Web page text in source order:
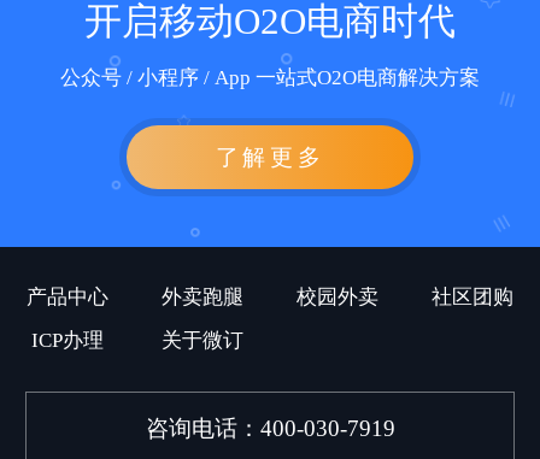
开启移动O2O电商时代
公众号 / 小程序 / App 一站式O2O电商解决方案
了解更多
产品中心 外卖跑腿 校园外卖
社区团购
ICP办理
关于微订
咨询电话：400-030-7919